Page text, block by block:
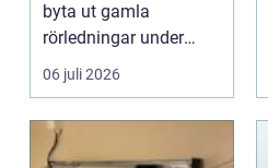
byta ut gamla
rörledningar under
mark utan att gräva
upp...
06 juli 2026